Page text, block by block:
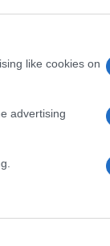
like cookies on
advertising
ο
τους για το
κάποιο